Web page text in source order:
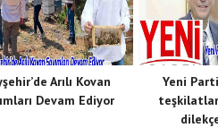
Arılı Kovan
Devam Ediyor
Yeni